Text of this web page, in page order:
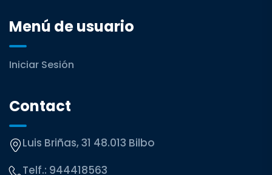
Menú de usuario
Iniciar Sesión
Contact
Luis Briñas, 31 48.013 Bilbo
Telf.: 944418563